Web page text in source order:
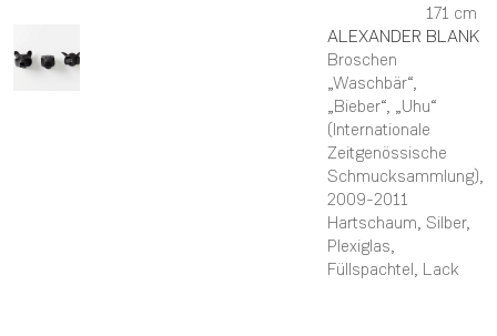
171 cm
ALEXANDER BLANK
Broschen
„Waschbär“,
„Bieber“, „Uhu“
(Internationale
Zeitgenössische
Schmucksammlung),
2009-2011
Hartschaum, Silber,
Plexiglas,
Füllspachtel, Lack